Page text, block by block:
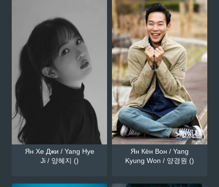
Ян Хе Джи / Yang Hye
Ji / 양혜지 ()
Ян Кён Вон / Yang
Kyung Won / 양경원 ()